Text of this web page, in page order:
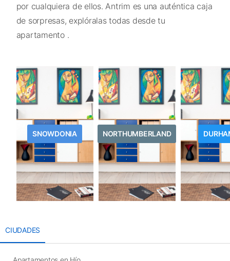
por cualquiera de ellos. Antrim es una auténtica caja
de sorpresas, explóralas todas desde tu
apartamento .
SNOWDONIA NORTHUMBERLAND
CIUDADES